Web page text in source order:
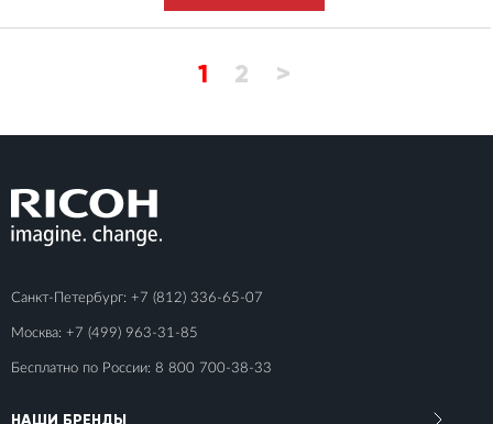
1 2 >
Санкт-Петербург: +7 (812) 336-65-07
Москва: +7 (499) 963-31-85
Бесплатно по России: 8 800 700-38-33
НАШИ БРЕНДЫ